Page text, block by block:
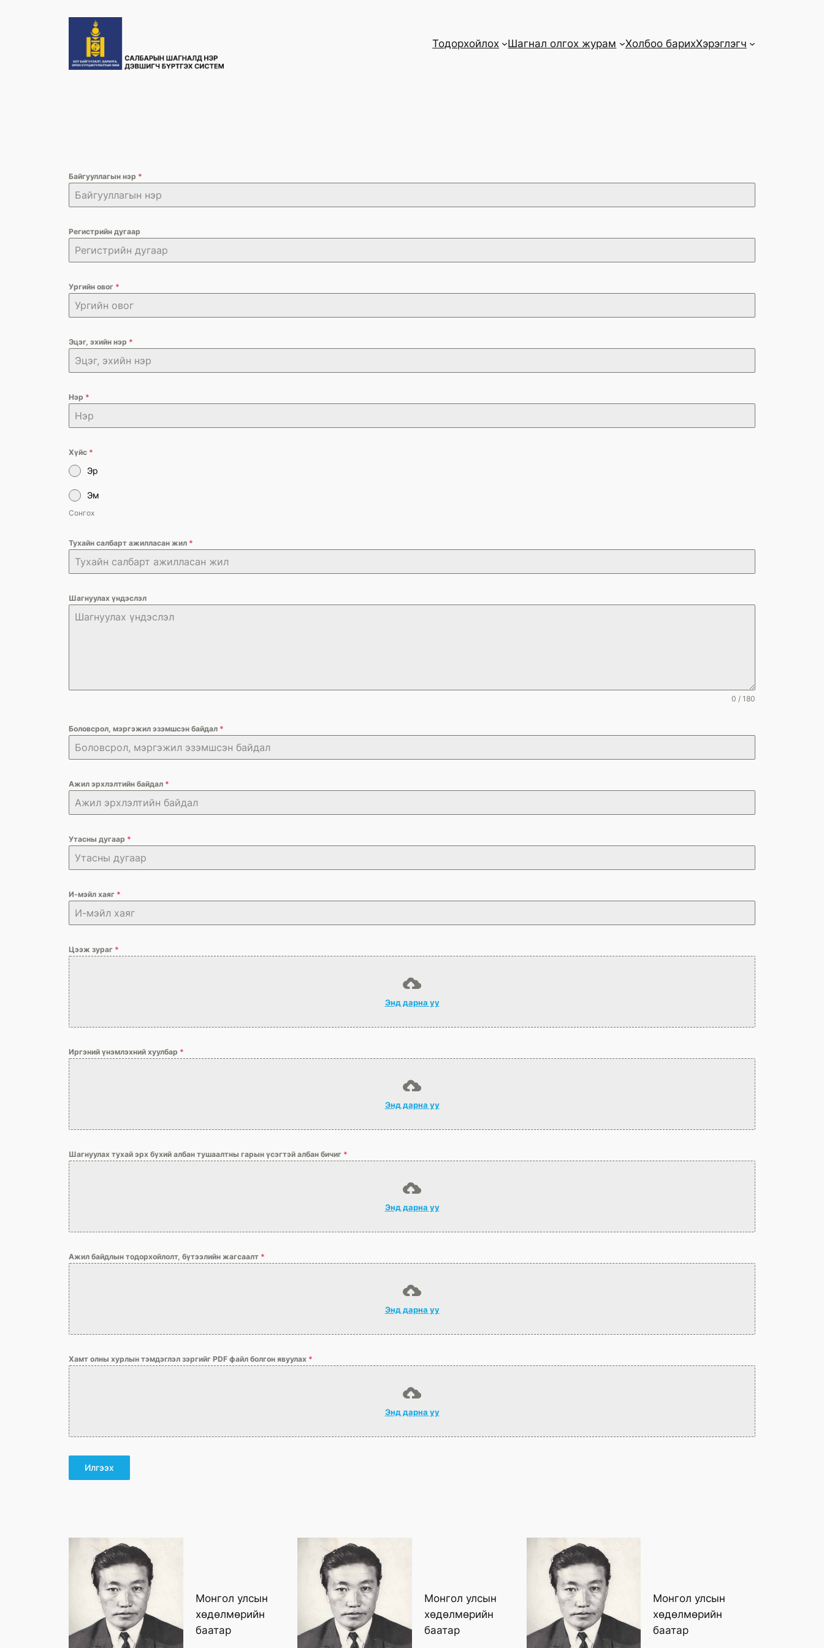
Тодорхойлох Шагнал олгох журам Холбоо барихХэрэглэгч
Байгууллагын нэр *
Регистрийн дугаар
Ургийн овог *
Эцэг, эхийн нэр *
Нэр *
Хүйс *
Эр
Эм
Сонгох
Тухайн салбарт ажилласан жил *
Шагнуулах үндэслэл
0 / 180
Боловсрол, мэргэжил эзэмшсэн байдал *
Ажил эрхлэлтийн байдал *
Утасны дугаар *
И-мэйл хаяг *
Цээж зураг *
Энд дарна уу
Иргэний үнэмлэхний хуулбар *
Энд дарна уу
Шагнуулах тухай эрх бүхий албан тушаалтны гарын үсэгтэй албан бичиг *
Энд дарна уу
Ажил байдлын тодорхойлолт, бүтээлийн жагсаалт *
Энд дарна уу
Хамт олны хурлын тэмдэглэл зэргийг PDF файл болгон явуулах *
Энд дарна уу
Илгээх
Монгол улсын
хөдөлмөрийн
баатар
Монгол улсын
хөдөлмөрийн
баатар
Монгол улсын
хөдөлмөрийн
баатар